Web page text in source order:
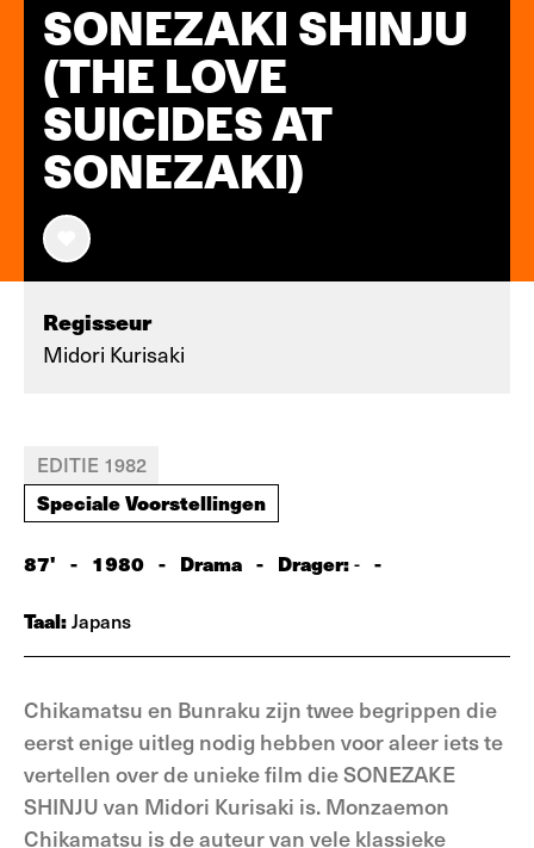
SONEZAKI SHINJU
(THE LOVE
SUICIDES AT
SONEZAKI)
Regisseur
Midori Kurisaki
EDITIE 1982
Speciale Voorstellingen
87' - 1980 - Drama - Drager:- -
Taal:Japans
Chikamatsu en Bunraku zijn twee begrippen die
eerst enige uitleg nodig hebben voor aleer iets te
vertellen over de unieke film die SONEZAKE
SHINJU van Midori Kurisaki is. Monzaemon
Chikamatsu is de auteur van vele klassieke